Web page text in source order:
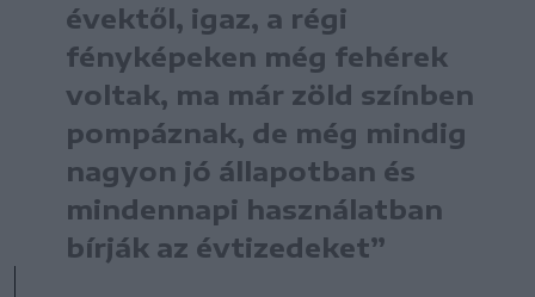
évektől, igaz, a régi
fényképeken még fehérek
voltak, ma már zöld színben
pompáznak, de még mindig
nagyon jó állapotban és
mindennapi használatban
bírják az évtizedeket”